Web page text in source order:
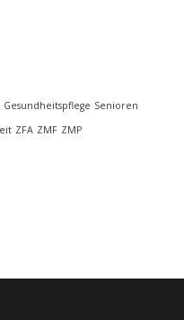
Gesundheitspflege Senioren
ZFA ZMF ZMP